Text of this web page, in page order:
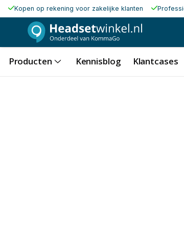
Kopen op rekening voor zakelijke klanten
Producten Kennisblog Klantcases